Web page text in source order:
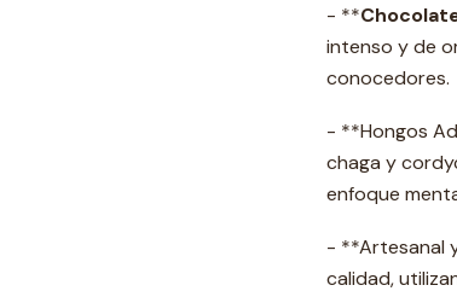
- **
intenso y de
conocedores.
- **Hongos
chaga y
enfoque
- **Artesanal
calidad,